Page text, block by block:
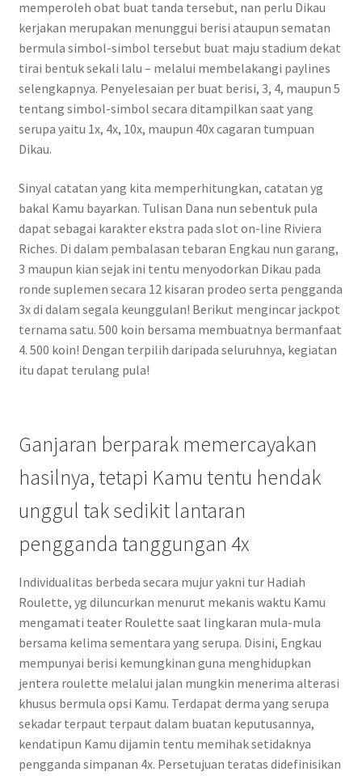
memperoleh obat buat tanda tersebut, nan perlu Dikau
kerjakan merupakan menunggui berisi ataupun sematan
bermula simbol-simbol tersebut buat maju stadium dekat
tirai bentuk sekali lalu – melalui membelakangi paylines
selengkapnya. Penyelesaian per buat berisi, 3, 4, maupun 5
tentang simbol-simbol secara ditampilkan saat yang
serupa yaitu 1x, 4x, 10x, maupun 40x cagaran tumpuan
Dikau.
Sinyal catatan yang kita memperhitungkan, catatan yg
bakal Kamu bayarkan. Tulisan Dana nun sebentuk pula
dapat sebagai karakter ekstra pada slot on-line Riviera
Riches. Di dalam pembalasan tebaran Engkau nun garang,
3 maupun kian sejak ini tentu menyodorkan Dikau pada
ronde suplemen secara 12 kisaran prodeo serta pengganda
3x di dalam segala keunggulan! Berikut mengincar jackpot
ternama satu. 500 koin bersama membuatnya bermanfaat
4. 500 koin! Dengan terpilih daripada seluruhnya, kegiatan
itu dapat terulang pula!
Ganjaran berparak memercayakan
hasilnya, tetapi Kamu tentu hendak
unggul tak sedikit lantaran
pengganda tanggungan 4x
Individualitas berbeda secara mujur yakni tur Hadiah
Roulette, yg diluncurkan menurut mekanis waktu Kamu
mengamati teater Roulette saat lingkaran mula-mula
bersama kelima sementara yang serupa. Disini, Engkau
mempunyai berisi kemungkinan guna menghidupkan
jentera roulette melalui jalan mungkin menerima alterasi
khusus bermula opsi Kamu. Terdapat derma yang serupa
sekadar terpaut terpaut dalam buatan keputusannya,
kendatipun Kamu dijamin tentu memihak setidaknya
pengganda simpanan 4x. Persetujuan teratas didefinisikan